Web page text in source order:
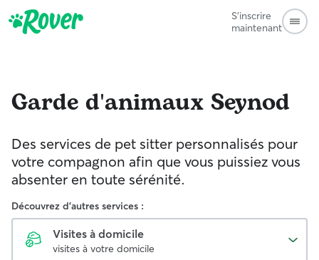
S'inscrire
maintenant
Garde d'animaux Seynod
Des services de pet sitter personnalisés pour
votre compagnon afin que vous puissiez vous
absenter en toute sérénité.
Découvrez d'autres services :
Visites à domicile
visites à votre domicile